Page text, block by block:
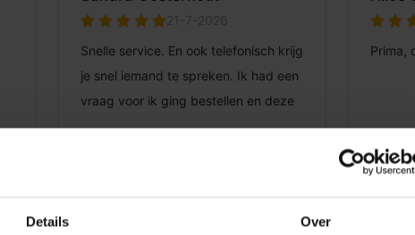
Details Over